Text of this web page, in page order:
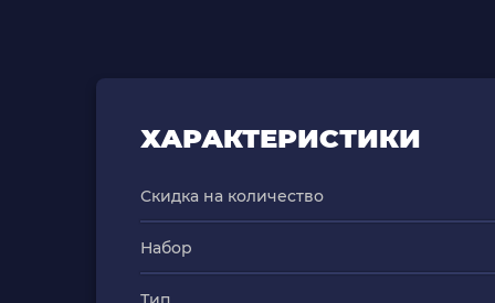
ХАРАКТЕРИСТИКИ
Скидка на количество
Набор